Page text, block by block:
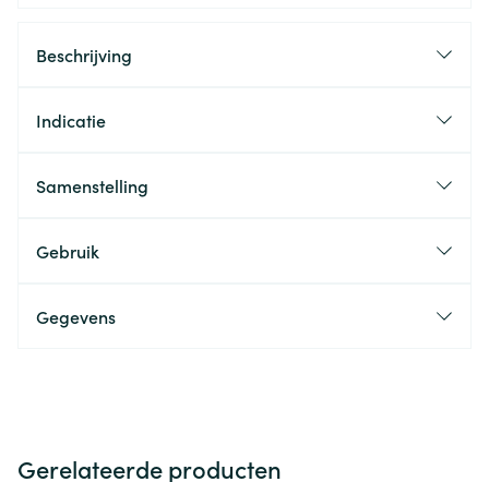
Beschrijving
Indicatie
Samenstelling
Gebruik
Gegevens
Gerelateerde producten